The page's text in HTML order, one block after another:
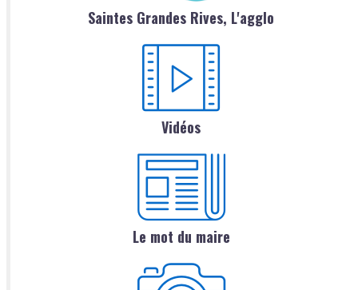
Saintes Grandes Rives, L'agglo
Vidéos
Le mot du maire